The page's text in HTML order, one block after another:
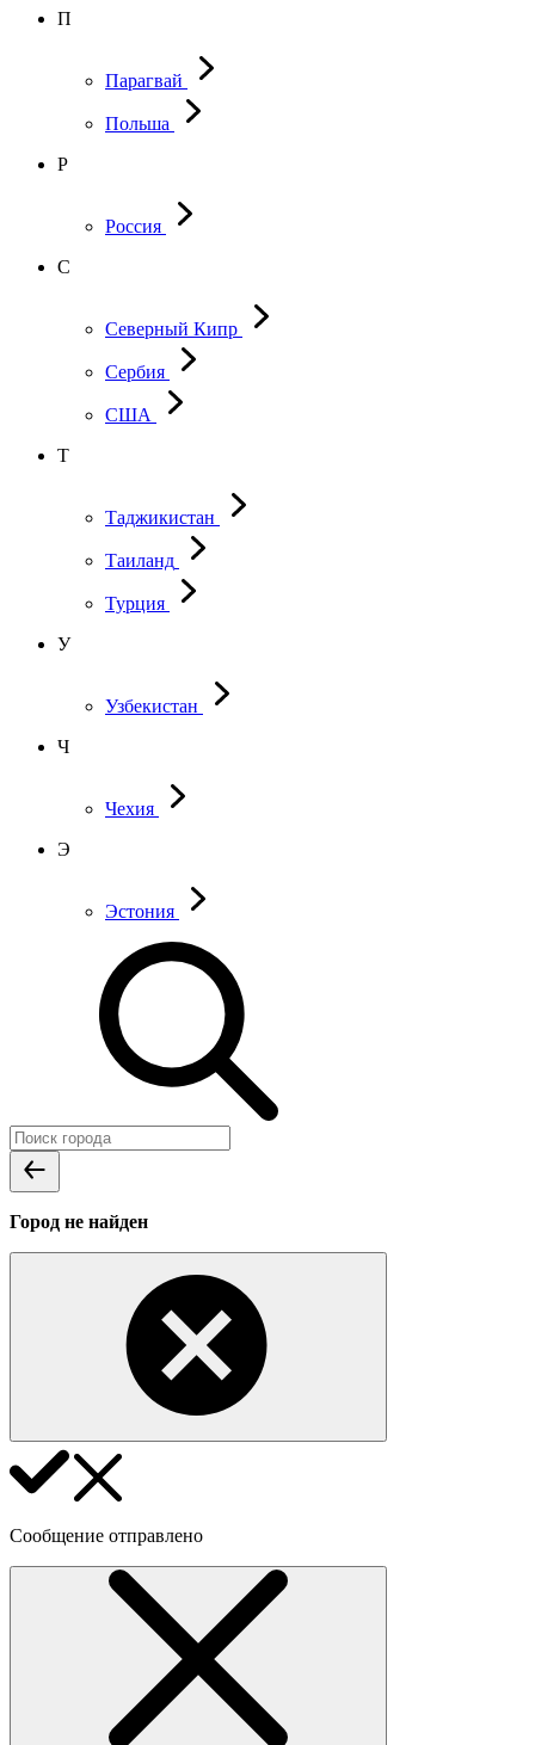
П
Парагвай
Польша
Р
Россия
С
Северный Кипр
Сербия
США
Т
Таджикистан
Таиланд
Турция
У
Узбекистан
Ч
Чехия
Э
Эстония
Город не найден
Сообщение отправлено